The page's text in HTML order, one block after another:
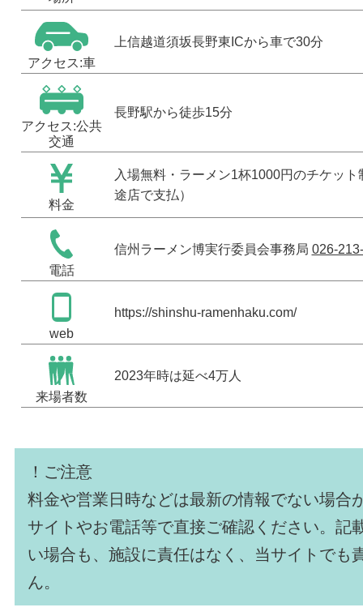
アクセス:車
上信越道須坂長野東ICから車で30分
アクセス:公共
交通
長野駅から徒歩15分
料金
入場無料・ラーメン1杯1000円のチケッ
途店で支払）
電話
信州ラーメン博実行委員会事務局 026-
web
https://shinshu-ramenhaku.com/
来場者数
2023年時は延べ4万人
！ご注意
料金や営業日時などは最新の情報でない場合
サイトやお電話等で直接ご確認ください。記
い場合も、施設に責任はなく、当サイトでも
ん。